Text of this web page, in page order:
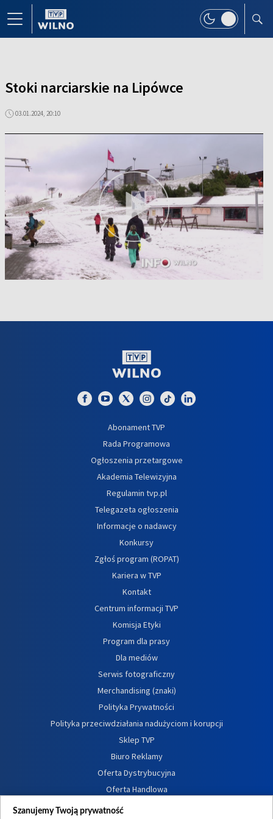
Stoki narciarskie na Lipówce
03.01.2024, 20:10
Abonament TVP
Rada Programowa
Ogłoszenia przetargowe
Akademia Telewizyjna
Regulamin tvp.pl
Telegazeta ogłoszenia
Informacje o nadawcy
Konkursy
Zgłoś program (ROPAT)
Kariera w TVP
Kontakt
Centrum informacji TVP
Komisja Etyki
Program dla prasy
Dla mediów
Serwis fotograficzny
Merchandising (znaki)
Polityka Prywatności
Polityka przeciwdziałania nadużyciom i korupcji
Sklep TVP
Biuro Reklamy
Oferta Dystrybucyjna
Oferta Handlowa
Dostępność
Szanujemy Twoją prywatność